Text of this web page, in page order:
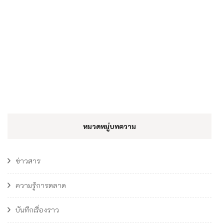
หมวดหมู่บทความ
ข่าวสาร
ความรู้การตลาด
บันทึกเรื่องราว